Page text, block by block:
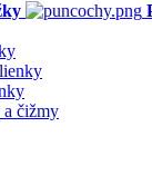
čižmy